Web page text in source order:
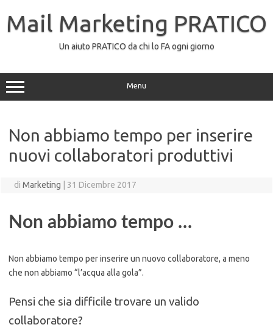
contenuto
Mail Marketing PRATICO
Un aiuto PRATICO da chi lo FA ogni giorno
Menu
Non abbiamo tempo per inserire
nuovi collaboratori produttivi
di Marketing 31 Dicembre 2017
Non abbiamo tempo …
Non abbiamo tempo per inserire un nuovo collaboratore, a meno
che non abbiamo “l’acqua alla gola”.
Pensi che sia difficile trovare un valido
collaboratore?